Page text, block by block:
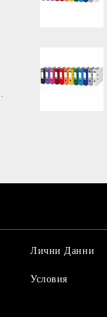
Лични Данни
Условия